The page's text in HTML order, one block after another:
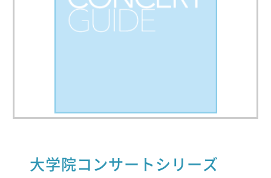
大学院コンサートシリーズ